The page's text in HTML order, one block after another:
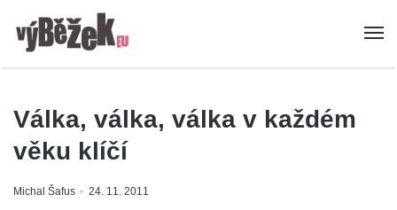
Válka, válka, válka v každém
věku klíčí
Michal Šafus 24. 11. 2011